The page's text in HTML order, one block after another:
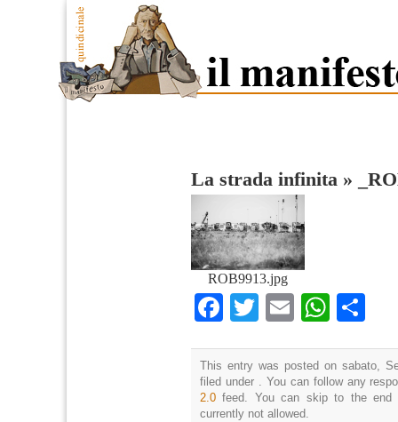
La strada infinita »
ROB9913.jpg
Facebook
TwitterEmail
This entry was posted on sabato,
filed under . You can follow any
2.0 feed. You can skip to the end
currently not allowed.